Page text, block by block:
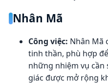
Nhân Mã
Công việc: Nhân Mã
tinh thần, phù hợp
những nhiệm vụ cần
giác được mở rộng